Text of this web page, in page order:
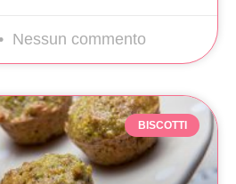
Nessun commento
BISCOTTI